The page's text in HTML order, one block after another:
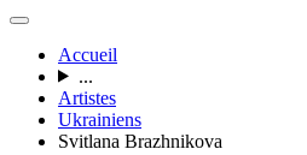
Accueil
...
Artistes
Ukrainiens
Svitlana Brazhnikova